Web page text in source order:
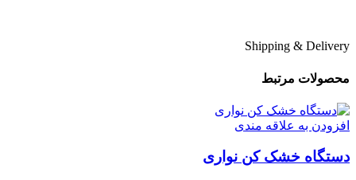
Shipping & Delivery
محصولات مرتبط
افزودن به علاقه مندی
دستگاه خشک کن نواری